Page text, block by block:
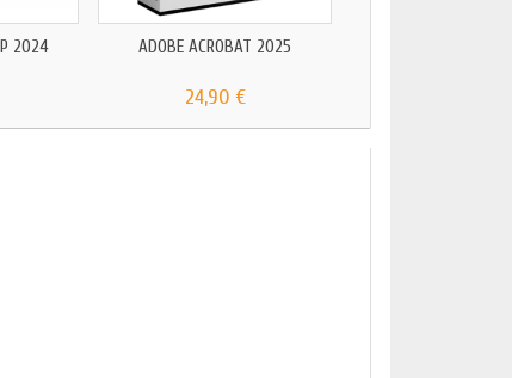
2024 ADOBE ACROBAT 2025
24,90 €